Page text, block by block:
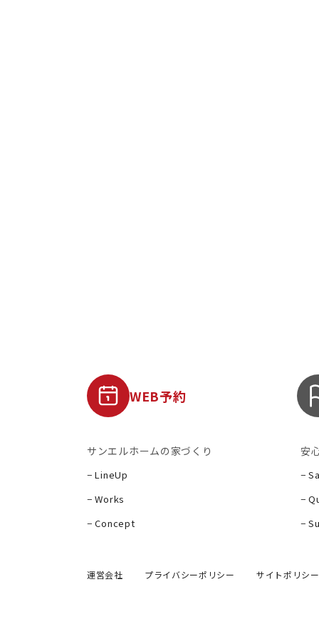
WEB予約
サンエルホームの家づくり
− LineUp
− Works
− Concept
安
−
−
−
運営会社 プライバシーポリシー サイトポリシー